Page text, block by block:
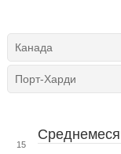
15